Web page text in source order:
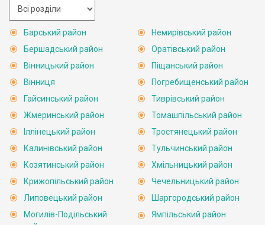
Барський район
Бершадський район
Вінницький район
Вінниця
Гайсинський район
Жмеринський район
Іллінецький район
Калинівський район
Козятинський район
Крижопільський район
Липовецький район
Могилів-Подільський
Немирівський район
Оратівський район
Піщанський район
Погребищенський район
Тиврівський район
Томашпільський район
Тростянецький район
Тульчинський район
Хмільницький район
Чечельницький район
Шаргородський район
Ямпільський район